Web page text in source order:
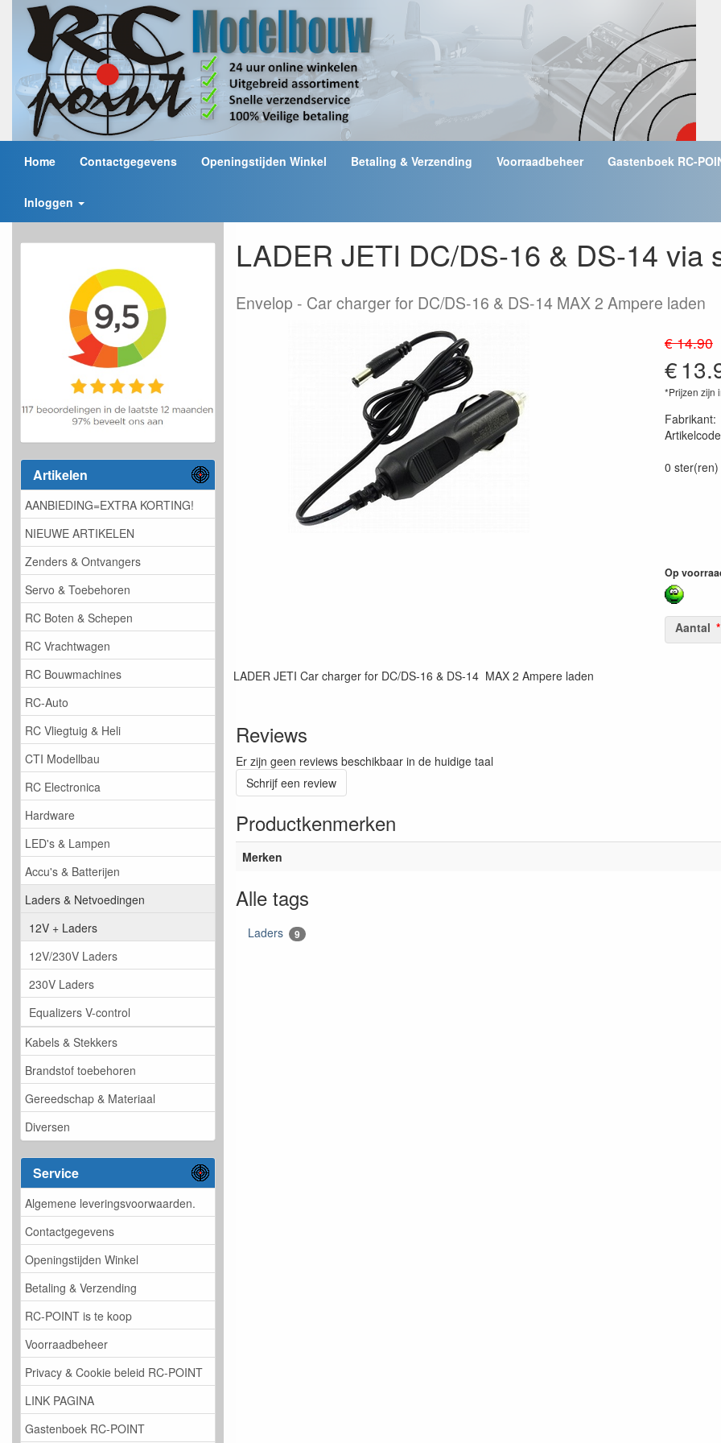
Home Contactgegevens Openingstijden Winkel Betaling & Verzending Voorraadbeheer Gastenboek RC-
Inloggen
Artikelen
AANBIEDING=EXTRA KORTING!
NIEUWE ARTIKELEN
Zenders & Ontvangers
Servo & Toebehoren
RC Boten & Schepen
RC Vrachtwagen
RC Bouwmachines
RC-Auto
RC Vliegtuig & Heli
CTI Modellbau
RC Electronica
Hardware
LED's & Lampen
Accu's & Batterijen
Laders & Netvoedingen
12V + Laders
12V/230V Laders
230V Laders
Equalizers V-control
Kabels & Stekkers
Brandstof toebehoren
Gereedschap & Materiaal
Diversen
Service
Algemene leveringsvoorwaarden.
Contactgegevens
Openingstijden Winkel
Betaling & Verzending
RC-POINT is te koop
Voorraadbeheer
Privacy & Cookie beleid RC-POINT
LINK PAGINA
Gastenboek RC-POINT
LADER JETI DC/DS-16 & DS-14 via
Envelop Car charger for DC/DS-16 & DS-14 MAX 2 Ampere laden
€ 14.90
€
*Prijzen zijn
Fabrikant
Artikelcode
0
Op
Aantal
LADER JETI Car charger for DC/DS-16 & DS-14 MAX 2 Ampere laden
Reviews
Er zijn geen reviews beschikbaar in de huidige taal
Schrijf een review
Productkenmerken
Merken
Alle tags
Laders 9